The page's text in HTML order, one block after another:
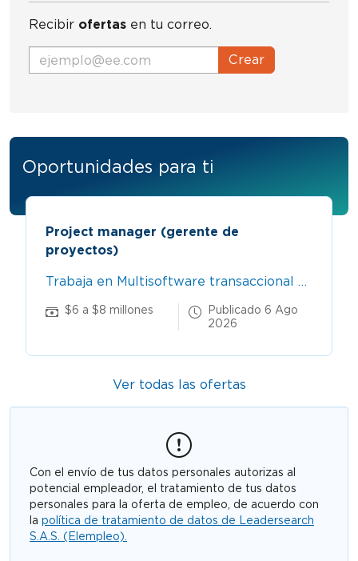
Recibir ofertas en tu correo.
Crear
Oportunidades para ti
Project manager (gerente de
proyectos)
Trabaja en Multisoftware transaccional sas
$6 a $8 millones
Publicado 6 Ago
2026
Ver todas las ofertas
Con el envío de tus datos personales autorizas al
potencial empleador, el tratamiento de tus datos
personales para la oferta de empleo, de acuerdo con
la política de tratamiento de datos de Leadersearch
S.A.S. (Elempleo).